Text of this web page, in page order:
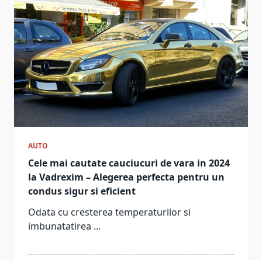
AUTO
Cele mai cautate cauciucuri de vara in 2024
la Vadrexim – Alegerea perfecta pentru un
condus sigur si eficient
Odata cu cresterea temperaturilor si
imbunatatirea ...